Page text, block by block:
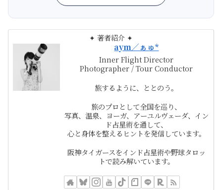
✦ 著者紹介 ✦
aym／ぁゅ*
Inner Flight Director
Photographer / Tour Conductor
旅するように、ととのう。
旅のプロとして全国を巡り、
写真、温泉、ヨーガ、アーユルヴェーダ、イン
ド占星術を通して、
心と身体を整えるヒントを発信しています。
阪神タイガースをインド占星術や野球タロッ
トで読み解いています。